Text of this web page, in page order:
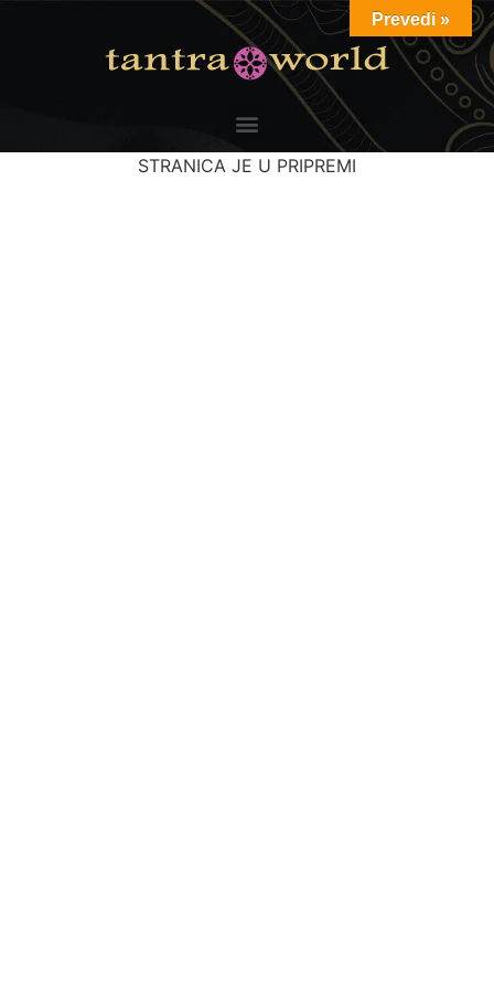
STRANICA JE U PRIPREMI
Prevedi »